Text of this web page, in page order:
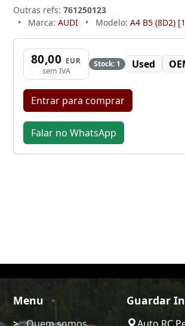
Outras refs: 761250123
•
Marca: AUDI • Modelo: A4 B5 (8D2)
80,00 EUR
sem IVA
Stock: 1 Used
Entrar para comprar
Falar no WhatsApp
Menu Guardar